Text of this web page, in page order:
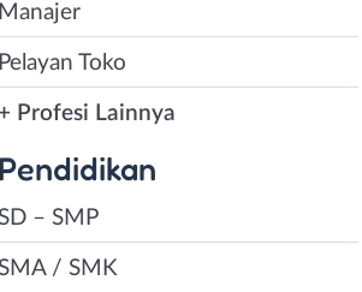
Manajer
Pelayan Toko
+ Profesi Lainnya
Pendidikan
– SMP
/ SMK